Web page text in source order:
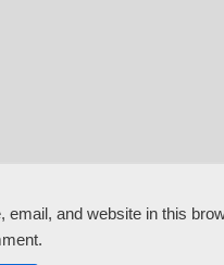
email, and website in this